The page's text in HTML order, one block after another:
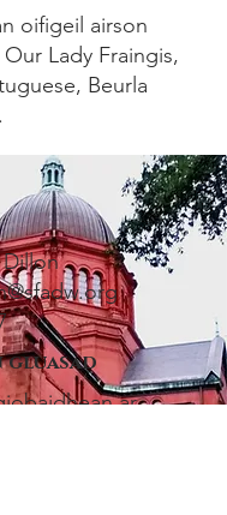
oifigeil airson
Lady Fraingis,
Beurla
Dillon
ar